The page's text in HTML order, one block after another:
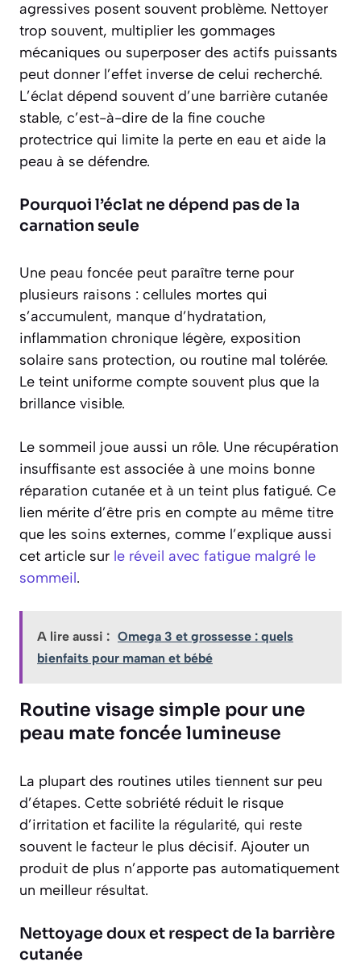
agressives posent souvent problème. Nettoyer
trop souvent, multiplier les gommages
mécaniques ou superposer des actifs puissants
peut donner l’effet inverse de celui recherché.
L’éclat dépend souvent d’une barrière cutanée
stable, c’est-à-dire de la fine couche
protectrice qui limite la perte en eau et aide la
peau à se défendre.
Pourquoi l’éclat ne dépend pas de la
carnation seule
Une peau foncée peut paraître terne pour
plusieurs raisons : cellules mortes qui
s’accumulent, manque d’hydratation,
inflammation chronique légère, exposition
solaire sans protection, ou routine mal tolérée.
Le teint uniforme compte souvent plus que la
brillance visible.
Le sommeil joue aussi un rôle. Une récupération
insuffisante est associée à une moins bonne
réparation cutanée et à un teint plus fatigué. Ce
lien mérite d’être pris en compte au même titre
que les soins externes, comme l’explique aussi
cet article sur le réveil avec fatigue malgré le
sommeil.
A lire aussi : Omega 3 et grossesse : quels
bienfaits pour maman et bébé
Routine visage simple pour une
peau mate foncée lumineuse
La plupart des routines utiles tiennent sur peu
d’étapes. Cette sobriété réduit le risque
d’irritation et facilite la régularité, qui reste
souvent le facteur le plus décisif. Ajouter un
produit de plus n’apporte pas automatiquement
un meilleur résultat.
Nettoyage doux et respect de la barrière
cutanée